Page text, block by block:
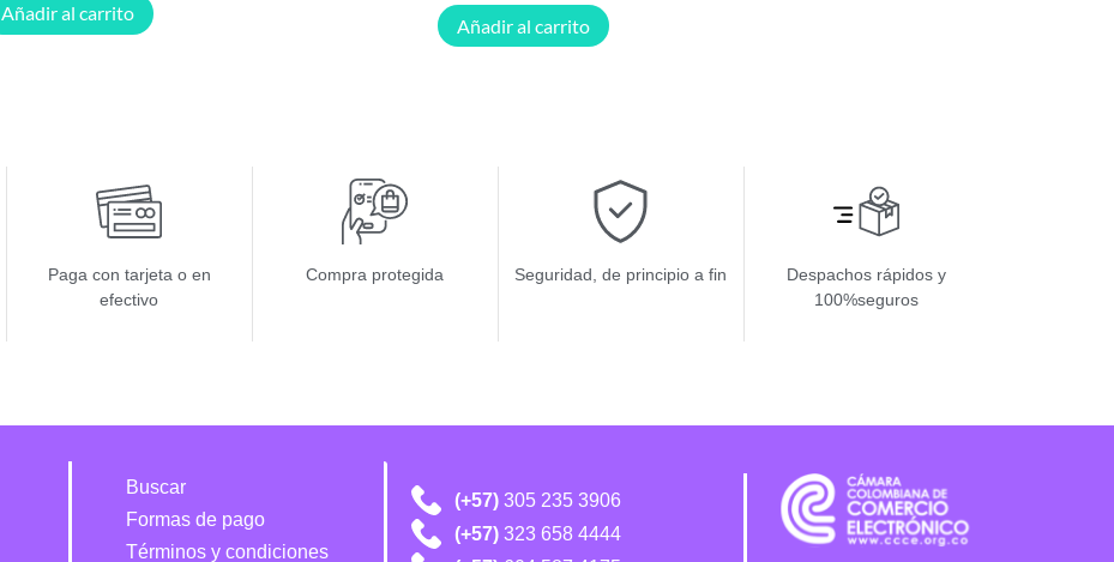
Añadir al carrito
Añadir al carrito
Paga con tarjeta o en
efectivo
Compra protegida Seguridad, de principio a fin
Despachos rápidos y
100%seguros
Buscar
Formas de pago
Términos y condiciones
(+57)305 235 3906
(+57)323 658 4444